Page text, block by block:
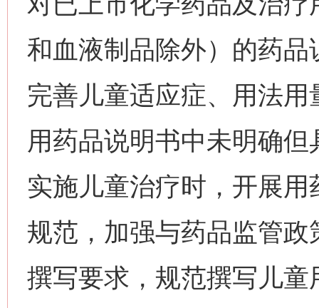
和血液制品除外）的药
完善儿童适应症、用法
用药品说明书中未明确
实施儿童治疗时，开展
规范，加强与药品监管
撰写要求，规范撰写儿